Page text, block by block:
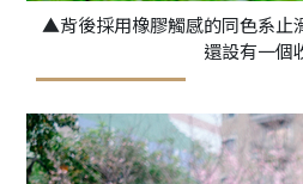
▲背後採用橡膠觸感的同色系止
還設有一個